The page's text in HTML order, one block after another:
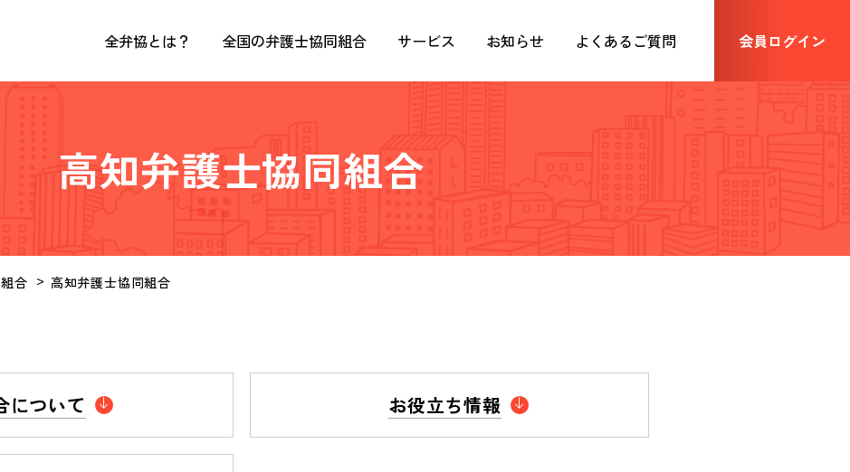
全弁協とは？ 全国の弁護士協同組合 サービス お知らせ よくあるご質問 会員ログイン
高知弁護士協同組合
合 高知弁護士協同組合
について お役立ち情報